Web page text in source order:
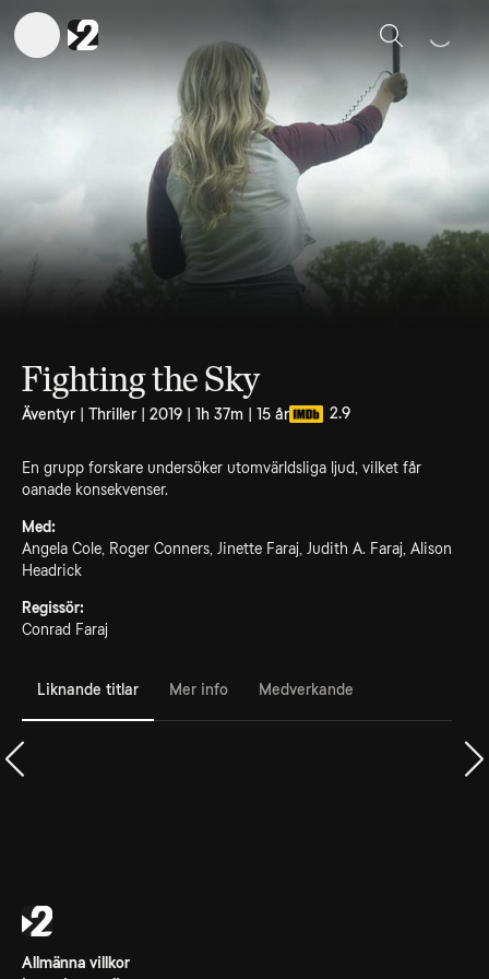
Sök
Fighting the Sky
Äventyr | Thriller | 2019 | 1h 37m | 15 år 2.9
En grupp forskare undersöker utomvärldsliga ljud, vilket får
oanade konsekvenser.
Med:
Angela Cole, Roger Conners, Jinette Faraj, Judith A. Faraj, Alison
Headrick
Regissör:
Conrad Faraj
Liknande titlar Mer info Medverkande
Allmänna villkor